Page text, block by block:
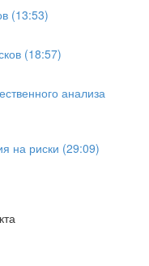
(13:53)
(18:57)
анализа
на риски (29:09)